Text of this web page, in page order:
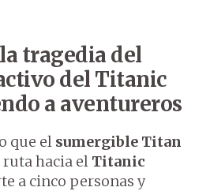
tragedia del
del Titanic
a aventureros
que el sumergible Titan
hacia el Titanic
a cinco personas y